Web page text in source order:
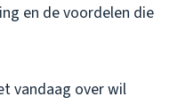
en de voordelen die
vandaag over wil